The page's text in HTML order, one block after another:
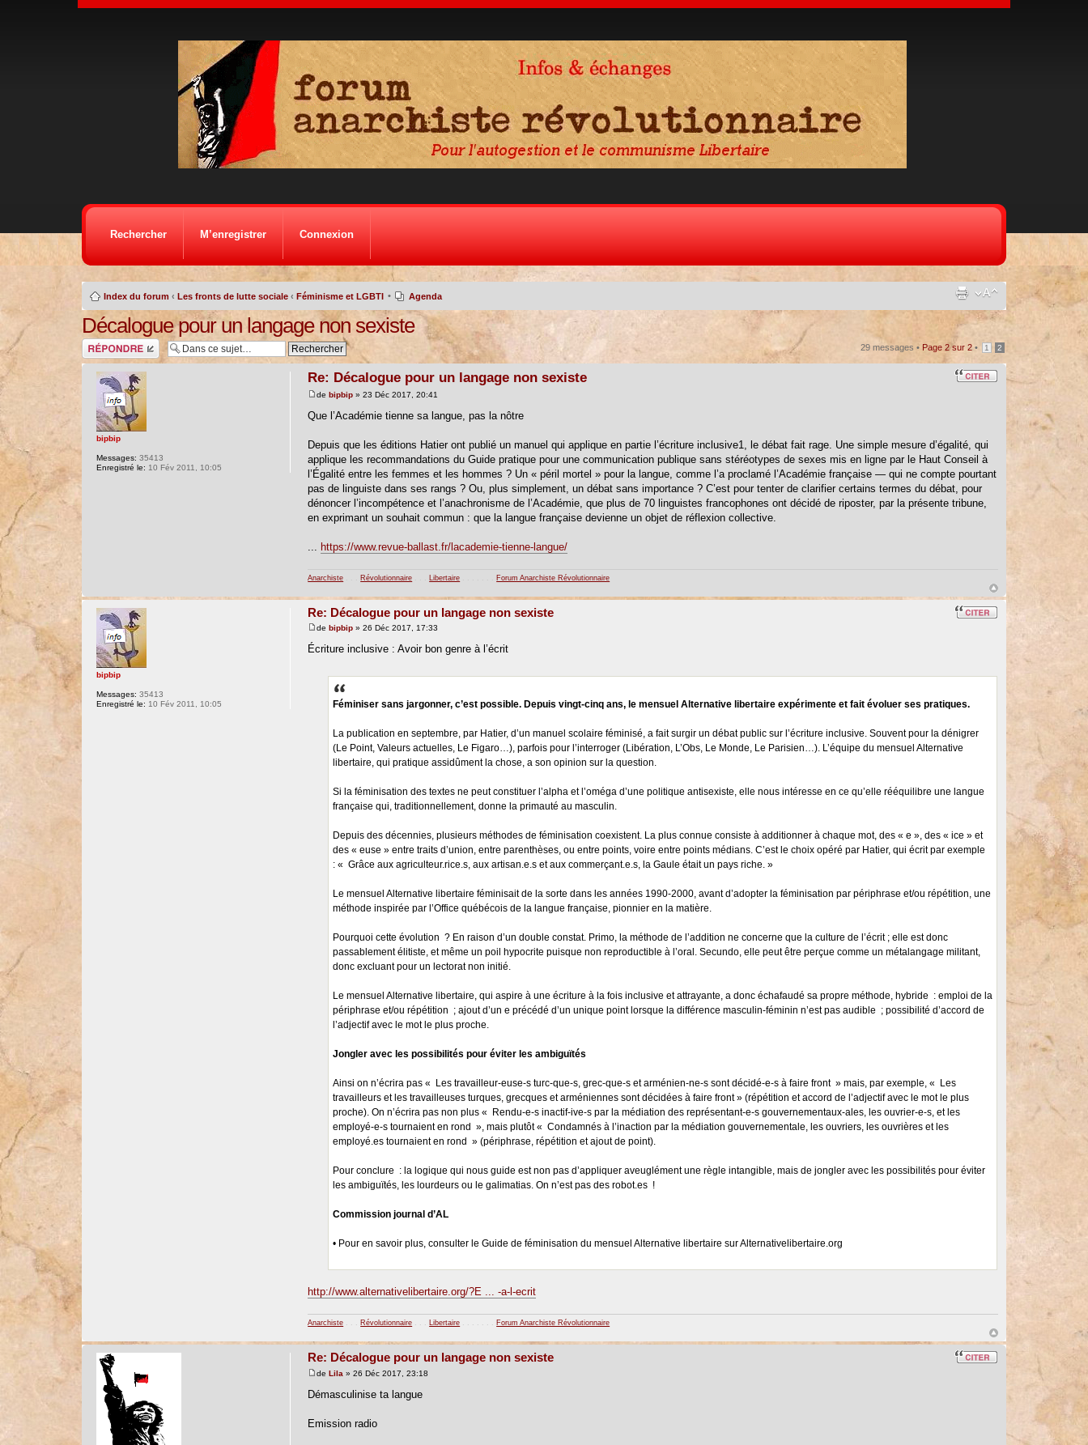
Rechercher M’enregistrer Connexion
Index du forum ‹ Les fronts de lutte sociale ‹ Féminisme et LGBTI • Agenda
Décalogue pour un langage non sexiste
Répondre 29 messages •Page2sur2 • 1 2
Re: Décalogue pour un langage non sexiste
debipbip » 23 Déc 2017, 20:41
Que l’Académie tienne sa langue, pas la nôtre
Depuis que les éditions Hatier ont publié un manuel qui applique en partie l’écriture inclusive1, le débat fait rage. Une simple mesure d’égalité, qui
applique les recommandations du Guide pratique pour une communication publique sans stéréotypes de sexes mis en ligne par le Haut Conseil à
l’Égalité entre les femmes et les hommes ? Un « péril mortel » pour la langue, comme l’a proclamé l’Académie française — qui ne compte pourtant
pas de linguiste dans ses rangs ? Ou, plus simplement, un débat sans importance ? C’est pour tenter de clarifier certains termes du débat, pour
dénoncer l’incompétence et l’anachronisme de l’Académie, que plus de 70 linguistes francophones ont décidé de riposter, par la présente tribune,
en exprimant un souhait commun : que la langue française devienne un objet de réflexion collective.
... https://www.revue-ballast.fr/lacademie-tienne-langue/
Anarchiste Révolutionnaire Libertaire Forum Anarchiste Révolutionnaire
bipbip
Messages: 35413
Enregistré le: 10 Fév 2011, 10:05
Re: Décalogue pour un langage non sexiste
debipbip » 26 Déc 2017, 17:33
Écriture inclusive : Avoir bon genre à l’écrit
Féminiser sans jargonner, c’est possible. Depuis vingt-cinq ans, le mensuel Alternative libertaire expérimente et fait évoluer ses pratiques.
La publication en septembre, par Hatier, d’un manuel scolaire féminisé, a fait surgir un débat public sur l’écriture inclusive. Souvent pour la dénigrer
(Le Point, Valeurs actuelles, Le Figaro…), parfois pour l’interroger (Libération, L’Obs, Le Monde, Le Parisien…). L’équipe du mensuel Alternative
libertaire, qui pratique assidûment la chose, a son opinion sur la question.
Si la féminisation des textes ne peut constituer l’alpha et l’oméga d’une politique antisexiste, elle nous intéresse en ce qu’elle rééquilibre une langue
française qui, traditionnellement, donne la primauté au masculin.
Depuis des décennies, plusieurs méthodes de féminisation coexistent. La plus connue consiste à additionner à chaque mot, des « e », des « ice » et
des « euse » entre traits d’union, entre parenthèses, ou entre points, voire entre points médians. C’est le choix opéré par Hatier, qui écrit par exemple
: « Grâce aux agriculteur.rice.s, aux artisan.e.s et aux commerçant.e.s, la Gaule était un pays riche. »
Le mensuel Alternative libertaire féminisait de la sorte dans les années 1990-2000, avant d’adopter la féminisation par périphrase et/ou répétition, une
méthode inspirée par l’Office québécois de la langue française, pionnier en la matière.
Pourquoi cette évolution ? En raison d’un double constat. Primo, la méthode de l’addition ne concerne que la culture de l’écrit ; elle est donc
passablement élitiste, et même un poil hypocrite puisque non reproductible à l’oral. Secundo, elle peut être perçue comme un métalangage militant,
donc excluant pour un lectorat non initié.
Le mensuel Alternative libertaire, qui aspire à une écriture à la fois inclusive et attrayante, a donc échafaudé sa propre méthode, hybride : emploi de la
périphrase et/ou répétition ; ajout d’un e précédé d’un unique point lorsque la différence masculin-féminin n’est pas audible ; possibilité d’accord de
l’adjectif avec le mot le plus proche.
Jongler avec les possibilités pour éviter les ambiguïtés
Ainsi on n’écrira pas « Les travailleur-euse-s turc-que-s, grec-que-s et arménien-ne-s sont décidé-e-s à faire front » mais, par exemple, « Les
travailleurs et les travailleuses turques, grecques et arméniennes sont décidées à faire front » (répétition et accord de l’adjectif avec le mot le plus
proche). On n’écrira pas non plus « Rendu-e-s inactif-ive-s par la médiation des représentant-e-s gouvernementaux-ales, les ouvrier-e-s, et les
employé-e-s tournaient en rond », mais plutôt « Condamnés à l’inaction par la médiation gouvernementale, les ouvriers, les ouvrières et les
employé.es tournaient en rond » (périphrase, répétition et ajout de point).
Pour conclure : la logique qui nous guide est non pas d’appliquer aveuglément une règle intangible, mais de jongler avec les possibilités pour éviter
les ambiguïtés, les lourdeurs ou le galimatias. On n’est pas des robot.es !
Commission journal d’AL
• Pour en savoir plus, consulter le Guide de féminisation du mensuel Alternative libertaire sur Alternativelibertaire.org
http://www.alternativelibertaire.org/?E ... -a-l-ecrit
Anarchiste . . . Révolutionnaire . . . Libertaire . . . . . . . Forum Anarchiste Révolutionnaire
bipbip
Messages: 35413
Enregistré le: 10 Fév 2011, 10:05
Re: Décalogue pour un langage non sexiste
deLila » 26 Déc 2017, 23:18
Démasculinise ta langue
Emission radio